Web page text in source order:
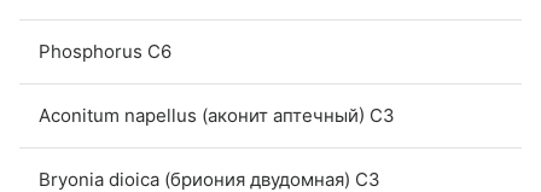
Phosphorus C6
Aconitum napellus (аконит аптечный) C3
Bryonia dioica (бриония двудомная) С3